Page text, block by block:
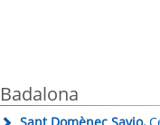
Badalona